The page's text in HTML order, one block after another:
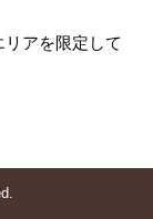
アを限定して